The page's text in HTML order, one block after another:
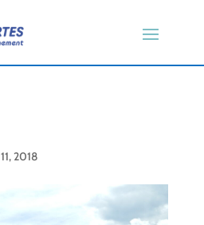
2018